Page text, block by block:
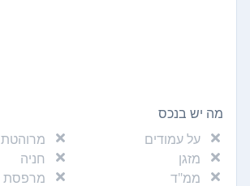
מה יש בנכס
על עמודים
מרוהטת
מזגן
חניה
ממ"ד
מרפסת